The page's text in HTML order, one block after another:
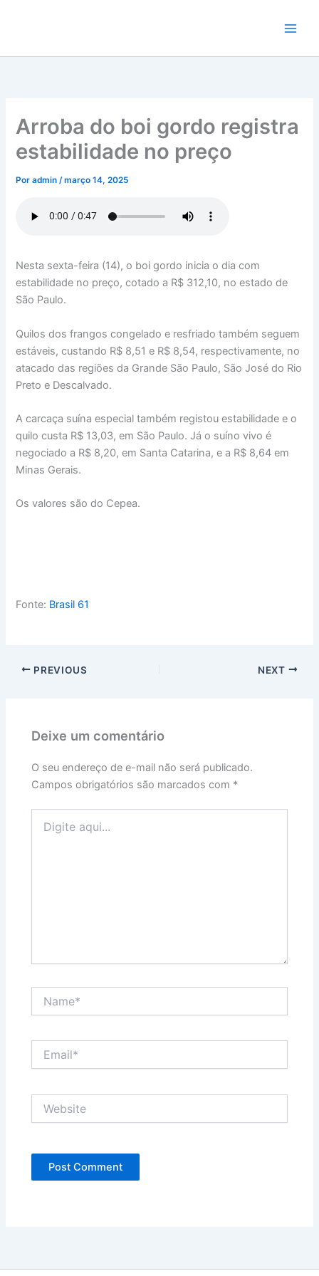
conteúdo
Arroba do boi gordo registra
estabilidade no preço
Poradmin/março 14, 2025
Nesta sexta-feira (14), o boi gordo inicia o dia com
estabilidade no preço, cotado a R$ 312,10, no estado de
São Paulo.
Quilos dos frangos congelado e resfriado também seguem
estáveis, custando R$ 8,51 e R$ 8,54, respectivamente, no
atacado das regiões da Grande São Paulo, São José do Rio
Preto e Descalvado.
A carcaça suína especial também registou estabilidade e o
quilo custa R$ 13,03, em São Paulo. Já o suíno vivo é
negociado a R$ 8,20, em Santa Catarina, e a R$ 8,64 em
Minas Gerais.
Os valores são do Cepea.
Fonte: Brasil 61
PREVIOUS NEXT
Deixe um comentário
O seu endereço de e-mail não será publicado.
Campos obrigatórios são marcados com *
aqui...